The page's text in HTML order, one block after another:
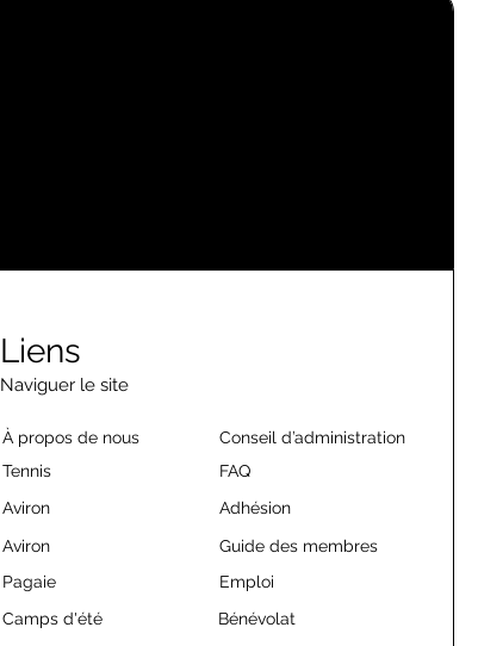
Liens
Naviguer le site
À propos de nous
Tennis
Aviron
Aviron
Pagaie
Camps d'été
Conseil d’administration
FAQ
Adhésion
Guide des membres
Emploi
Bénévolat